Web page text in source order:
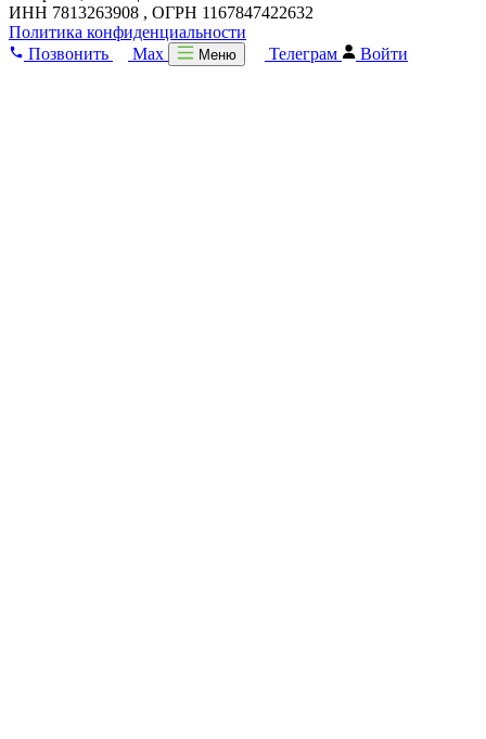
ИНН 7813263908 , ОГРН 1167847422632
Политика конфиденциальности
Позвонить
Max Меню Телеграм Войти